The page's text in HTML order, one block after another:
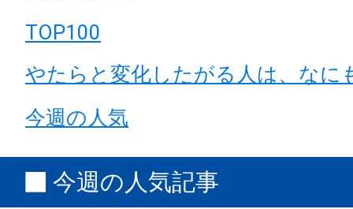
TOP100
やたらと変化したがる人は、なに
今週の人気
今週の人気記事